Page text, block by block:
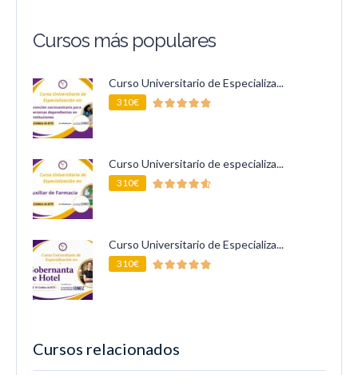
Cursos relacionados
Cursos más populares
Curso Universitario de Especializa...
310€
Curso Universitario de especializa...
310€
Curso Universitario de Especializa...
310€